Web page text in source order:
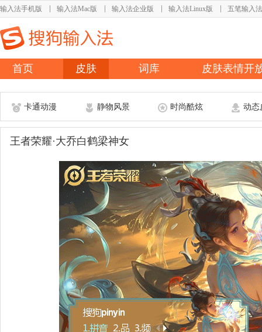
输入法手机版 输入法Mac版 输入法企业版 输入法Linux版 五笔输入法
首页 皮肤 词库 皮肤表情开
卡通动漫 静物风景 时尚酷炫 动态
王者荣耀·大乔白鹤梁神女